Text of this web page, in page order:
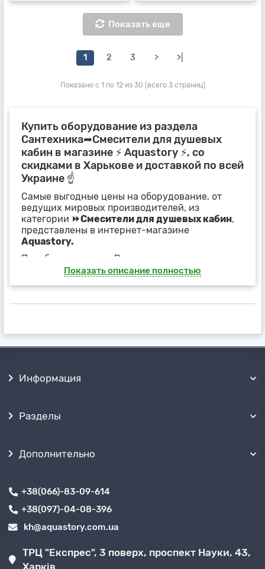
Показать еще
1 2 3 > >|
Показано с 1 по 12 из 30 (всего 3 страниц)
Купить оборудование из раздела
Сантехника➦Смесители для душевых
кабин в магазине ⚡ Aquastory ⚡, со
скидками в Харькове и доставкой по всей
Украине ☝
Самые выгодные цены на оборудование, от
ведущих мировых производителей, из
категории ⏩Смесители для душевых кабин,
представлены в интернет-магазине
Aquastory.
Подобрать, нужные Вам товары, можно,
основываясь натехнических
товаров или фильтрах, на странице категории
Наши менеджеры, с удовольствием, окажут
Получить товары можно почтовыми
нескольких точек продаж в ➦Харькове.
Показать описание полностью
Информация
Разделы
Дополнительно
+38(066)-83-09-614
+38(097)-04-08-396
kh@aquastory.com.ua
ТРЦ "Експрес", 3 поверх, проспект Науки, 43,